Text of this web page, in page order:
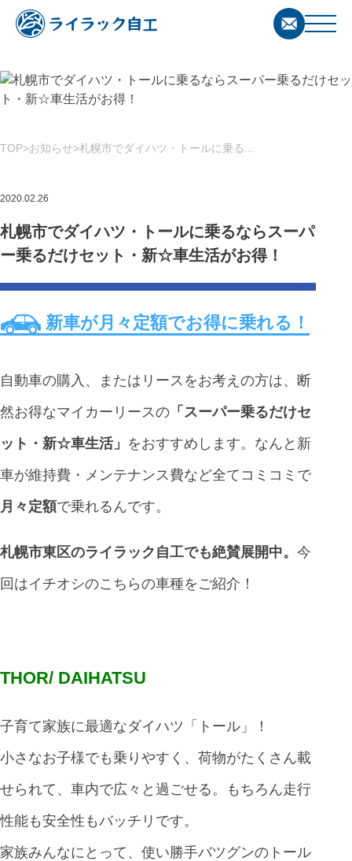
TOP お知らせ 札幌市でダイハツ・トールに乗る...
2020.02.26
札幌市でダイハツ・トールに乗るならスーパ
ー乗るだけセット・新☆車生活がお得！
新車が月々定額でお得に乗れる！
自動車の購入、またはリースをお考えの方は、断
然お得なマイカーリースの 「スーパー乗るだけセ
ット・新☆車生活」 をおすすめします。なんと新
車が維持費・メンテナンス費など全てコミコミで
月々定額で乗れるんです。
札幌市東区のライラック自工でも絶賛展開中。 今
回はイチオシのこちらの車種をご紹介！
THOR/ DAIHATSU
子育て家族に最適なダイハツ「トール」！
小さなお子様でも乗りやすく、荷物がたくさん載
せられて、車内で広々と過ごせる。もちろん走行
性能も安全性もバッチリです。
家族みんなにとって、使い勝手バツグンのトール